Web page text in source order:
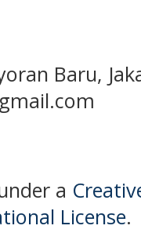
Baru,
a
License.